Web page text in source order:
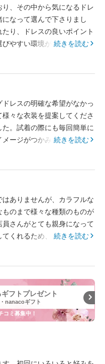
、その中から気になるドレ
なって選んで下さりまし
り、ドレスの良いポイント
やすい環境が整っていまし
続きを読む
レスの明確な希望がなかっ
々な衣装を提案してくださ
。試着の際にも毎回簡単に
ージがつかみやすかったで
続きを読む
ありませんが、カラフルな
のまで様々な種類のものが
さんがとても親身になって
くれるため、自分では選ば
続きを読む
フトプレゼント
nanacoギフト
コミ募集中！